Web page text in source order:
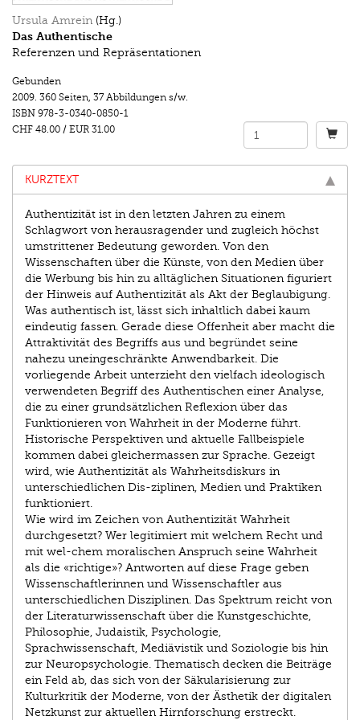
Ursula Amrein (Hg.)
Das Authentische
Referenzen und Repräsentationen
Gebunden
2009. 360 Seiten, 37 Abbildungen s/w.
ISBN 978-3-0340-0850-1
CHF 48.00 / EUR 31.00
KURZTEXT
Authentizität ist in den letzten Jahren zu einem
Schlagwort von herausragender und zugleich höchst
umstrittener Bedeutung geworden. Von den
Wissenschaften über die Künste, von den Medien über
die Werbung bis hin zu alltäglichen Situationen figuriert
der Hinweis auf Authentizität als Akt der Beglaubigung.
Was authentisch ist, lässt sich inhaltlich dabei kaum
eindeutig fassen. Gerade diese Offenheit aber macht die
Attraktivität des Begriffs aus und begründet seine
nahezu uneingeschränkte Anwendbarkeit. Die
vorliegende Arbeit unterzieht den vielfach ideologisch
verwendeten Begriff des Authentischen einer Analyse,
die zu einer grundsätzlichen Reflexion über das
Funktionieren von Wahrheit in der Moderne führt.
Historische Perspektiven und aktuelle Fallbeispiele
kommen dabei gleichermassen zur Sprache. Gezeigt
wird, wie Authentizität als Wahrheitsdiskurs in
unterschiedlichen Dis-ziplinen, Medien und Praktiken
funktioniert.
Wie wird im Zeichen von Authentizität Wahrheit
durchgesetzt? Wer legitimiert mit welchem Recht und
mit wel-chem moralischen Anspruch seine Wahrheit
als die «richtige»? Antworten auf diese Frage geben
Wissenschaftlerinnen und Wissenschaftler aus
unterschiedlichen Disziplinen. Das Spektrum reicht von
der Literaturwissenschaft über die Kunstgeschichte,
Philosophie, Judaistik, Psychologie,
Sprachwissenschaft, Mediävistik und Soziologie bis hin
zur Neuropsychologie. Thematisch decken die Beiträge
ein Feld ab, das sich von der Säkularisierung zur
Kulturkritik der Moderne, von der Ästhetik der digitalen
Netzkunst zur aktuellen Hirnforschung erstreckt.